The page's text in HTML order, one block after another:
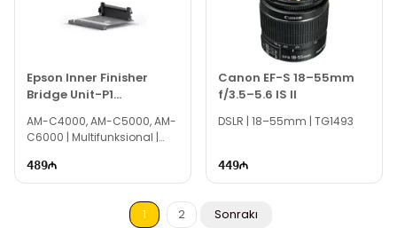
Epson Inner Finisher
Bridge Unit-P1
AM-C4000, AM-C5000, AM-
C6000 | Multifunksional |
489
Canon EF-S 18–55mm
f/3.5–5.6 IS II
DSLR | 18–55mm | TG1493
449
1 2 Sonrakı